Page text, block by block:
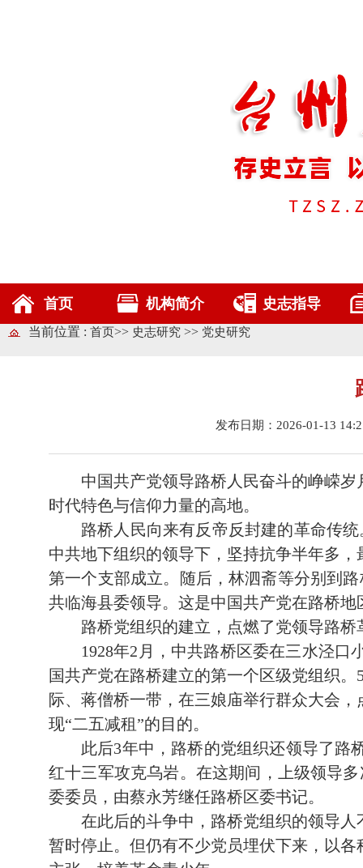
首页 机构简介 史志指导
当前位置 : 首页>> 史志研究 >> 党史研究
发布日期：2026-01-13
中国共产党领导路桥人民奋斗的峥嵘
时代特色与信仰力量的高地。
路桥人民向来有反帝反封建的革命传
中共地下组织的领导下，坚持抗争半年多
第一个支部成立。随后，林泗斋等分别到
共临海县委领导。这是中国共产党在路桥
路桥党组织的建立，点燃了党领导路
1928年2月，中共路桥区委在三水泾
国共产党在路桥建立的第一个区级党组织
际、蒋僧桥一带，在三娘庙举行群众大会
现“二五减租”的目的。
此后3年中，路桥的党组织还领导了路
红十三军攻克乌岩。在这期间，上级领导
委委员，由蔡永芳继任路桥区委书记。
在此后的斗争中，路桥党组织的领导
暂时停止。但仍有不少党员埋伏下来，以